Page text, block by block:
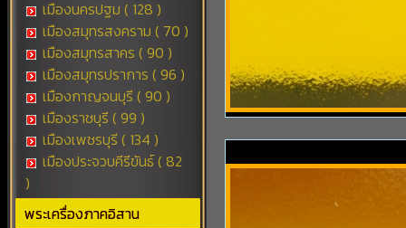
เมืองนครปฐม ( 128 )
เมืองสมุทรสงคราม ( 70 )
เมืองสมุทรสาคร ( 90 )
เมืองสมุทรปราการ ( 96 )
เมืองกาญจนบุรี ( 90 )
เมืองราชบุรี ( 99 )
เมืองเพชรบุรี ( 134 )
เมืองประจวบคีรีขันธ์ ( 82
)
พระเครื่องภาคอิสาน